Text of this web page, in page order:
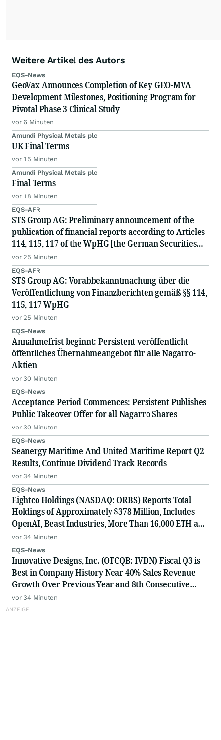
Weitere Artikel des Autors
EQS-News
GeoVax Announces Completion of Key GEO-MVA
Development Milestones, Positioning Program for
Pivotal Phase 3 Clinical Study
vor 6 Minuten
Amundi Physical Metals plc
UK Final Terms
vor 15 Minuten
Amundi Physical Metals plc
Final Terms
vor 18 Minuten
EQS-AFR
STS Group AG: Preliminary announcement of the
publication of financial reports according to Articles
114, 115, 117 of the WpHG [the German Securities
Act]
vor 25 Minuten
EQS-AFR
STS Group AG: Vorabbekanntmachung über die
Veröffentlichung von Finanzberichten gemäß §§ 114,
115, 117 WpHG
vor 25 Minuten
EQS-News
Annahmefrist beginnt: Persistent veröffentlicht
öffentliches Übernahmeangebot für alle Nagarro-
Aktien
vor 30 Minuten
EQS-News
Acceptance Period Commences: Persistent Publishes
Public Takeover Offer for all Nagarro Shares
vor 30 Minuten
EQS-News
Seanergy Maritime And United Maritime Report Q2
Results, Continue Dividend Track Records
vor 34 Minuten
EQS-News
Eightco Holdings (NASDAQ: ORBS) Reports Total
Holdings of Approximately $378 Million, Includes
OpenAI, Beast Industries, More Than 16,000 ETH and
Nearly 302 Million WLD Tokens
vor 34 Minuten
EQS-News
Innovative Designs, Inc. (OTCQB: IVDN) Fiscal Q3 is
Best in Company History Near 40% Sales Revenue
Growth Over Previous Year and 8th Consecutive
Quarter of Profitability
vor 34 Minuten